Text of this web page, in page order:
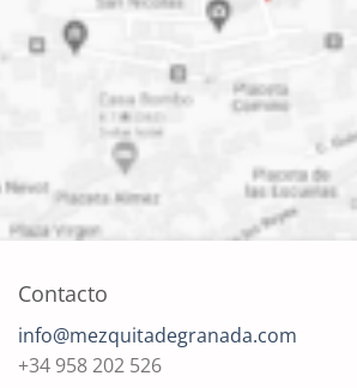
Contacto
info@mezquitadegranada.com
+34 958 202 526